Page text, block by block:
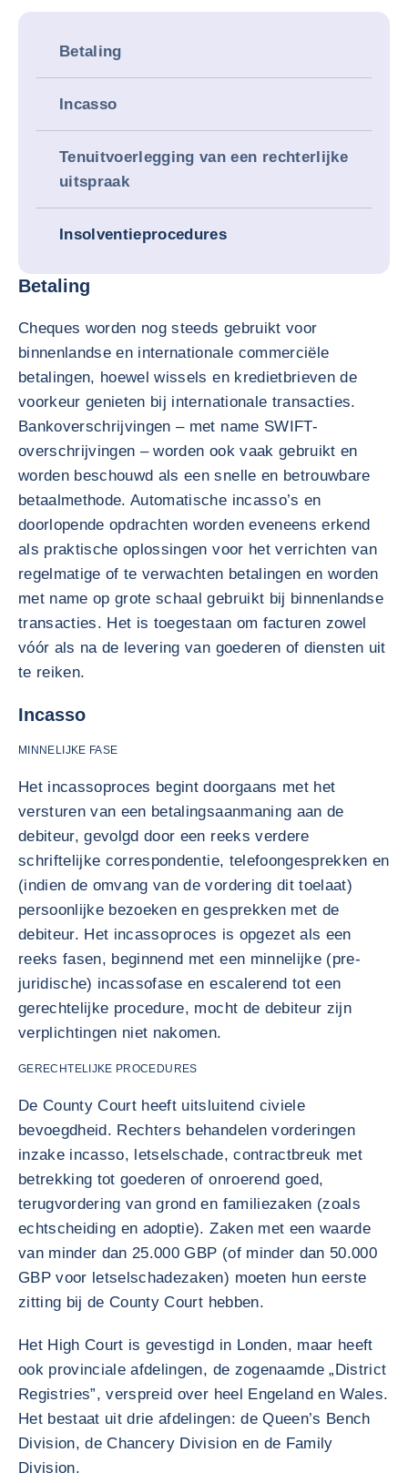
Betaling
Incasso
Tenuitvoerlegging van een rechterlijke
uitspraak
Insolventieprocedures
Betaling
Cheques worden nog steeds gebruikt voor
binnenlandse en internationale commerciële
betalingen, hoewel wissels en kredietbrieven de
voorkeur genieten bij internationale transacties.
Bankoverschrijvingen – met name SWIFT-
overschrijvingen – worden ook vaak gebruikt en
worden beschouwd als een snelle en betrouwbare
betaalmethode. Automatische incasso’s en
doorlopende opdrachten worden eveneens erkend
als praktische oplossingen voor het verrichten van
regelmatige of te verwachten betalingen en worden
met name op grote schaal gebruikt bij binnenlandse
transacties. Het is toegestaan om facturen zowel
vóór als na de levering van goederen of diensten uit
te reiken.
Incasso
MINNELIJKE FASE
Het incassoproces begint doorgaans met het
versturen van een betalingsaanmaning aan de
debiteur, gevolgd door een reeks verdere
schriftelijke correspondentie, telefoongesprekken en
(indien de omvang van de vordering dit toelaat)
persoonlijke bezoeken en gesprekken met de
debiteur. Het incassoproces is opgezet als een
reeks fasen, beginnend met een minnelijke (pre-
juridische) incassofase en escalerend tot een
gerechtelijke procedure, mocht de debiteur zijn
verplichtingen niet nakomen.
GERECHTELIJKE PROCEDURES
De County Court heeft uitsluitend civiele
bevoegdheid. Rechters behandelen vorderingen
inzake incasso, letselschade, contractbreuk met
betrekking tot goederen of onroerend goed,
terugvordering van grond en familiezaken (zoals
echtscheiding en adoptie). Zaken met een waarde
van minder dan 25.000 GBP (of minder dan 50.000
GBP voor letselschadezaken) moeten hun eerste
zitting bij de County Court hebben.
Het High Court is gevestigd in Londen, maar heeft
ook provinciale afdelingen, de zogenaamde „District
Registries”, verspreid over heel Engeland en Wales.
Het bestaat uit drie afdelingen: de Queen’s Bench
Division, de Chancery Division en de Family
Division.